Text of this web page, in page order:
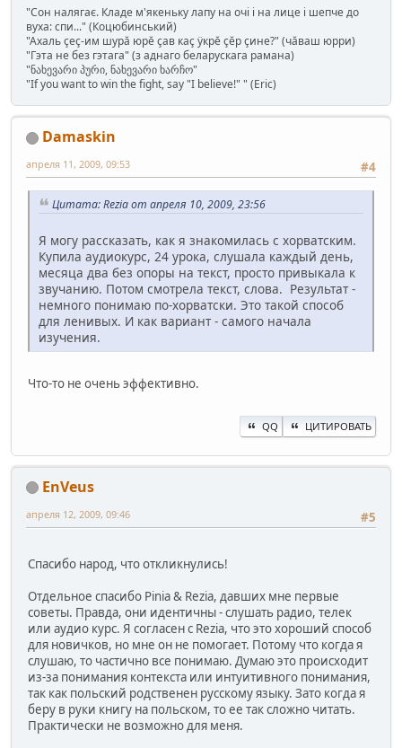
"Сон налягає. Кладе м'якеньку лапу на очі і на лице і шепче до
вуха: спи..." (Коцюбинський)
"Ахаль çеç-им шурă юрĕ çав каç ÿкрĕ çĕр çине?" (чăваш юрри)
"Гэта не без гэтага" (з аднаго беларускага рамана)
"ნახევარი პური, ნახევარი ხარჩო"
"If you want to win the fight, say "I believe!" " (Eric)
Damaskin
#4
апреля 11, 2009, 09:53
Цитата: Rezia от апреля 10, 2009, 23:56
Я могу рассказать, как я знакомилась с хорватским.
Купила аудиокурс, 24 урока, слушала каждый день,
месяца два без опоры на текст, просто привыкала к
звучанию. Потом смотрела текст, слова. Результат -
немного понимаю по-хорватски. Это такой способ
для ленивых. И как вариант - самого начала
изучения.
Что-то не очень эффективно.
QQ ЦИТИРОВАТЬ
EnVeus
#5
апреля 12, 2009, 09:46
Спасибо народ, что откликнулись!
Отдельное спасибо Pinia & Rezia, давших мне первые
советы. Правда, они идентичны - слушать радио, телек
или аудио курс. Я согласен с Rezia, что это хороший способ
для новичков, но мне он не помогает. Потому что когда я
слушаю, то частично все понимаю. Думаю это происходит
из-за понимания контекста или интуитивного понимания,
так как польский родственен русскому языку. Зато когда я
беру в руки книгу на польском, то ее так сложно читать.
Практически не возможно для меня.